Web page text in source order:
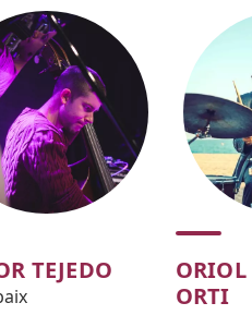
TEJEDO
ORIOL
ORTI